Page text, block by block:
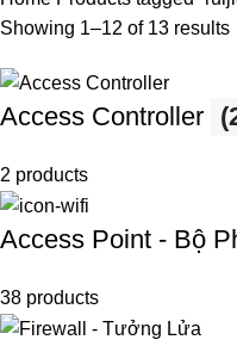
Showing 1–12 of 13 results
Access Controller
2 products
Access Point - Bộ
38 products